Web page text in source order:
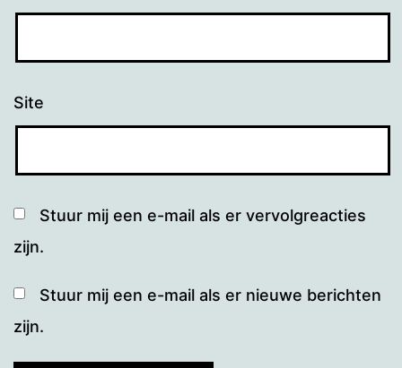
Site
Stuur mij een e-mail als er vervolgreacties
zijn.
Stuur mij een e-mail als er nieuwe berichten
zijn.